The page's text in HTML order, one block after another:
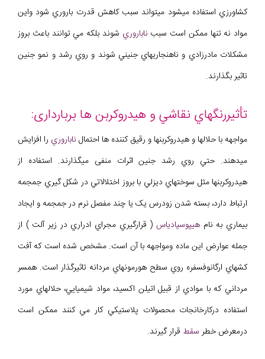
کشاورزي استفاده ميشود ميتواند سبب کاهش قدرت باروري شود واين
مواد نه تنها ممکن است سبب ناباروري شوند بلکه مي توانند باعث بروز
مشکلات مادرزادي و ناهنجاريهاي جنيني شوند و روي رشد و نمو جنين
تاثير بگذارند.
تأثیررنگهاي نقاشي و هیدروکربن ها بربارداری:
مواجهه با حلالها و هيدروکربنها و رقيق کننده ها احتمال ناباروري را افزايش
ميدهند. حتي روي رشد جنين اثرات منفی ميگذارند. استفاده از
هيدروکربنها مثل سوختهاي ديزلي با بروز اختلالاتي در شکل گيري جمجمه
ارتباط دارد، بسته شدن زودرس يک يا چند مفصل نرم در جمجمه و ايجاد
بيماري به نام هيپوسپادياس ( قرارگيري مجراي ادراري در زير آلت ) از
جمله عوارض اين ماده ومواجهه با آن است. مشخص شده است که آفت
کشهاي ارگانوفسفره روي سطح هورمونهاي مردانه تاثيرگذار است. همسر
مرداني که با موادي از قبيل اتيلن اکسيد، مواد شيميايي، حلالهاي مورد
استفاده درکارخانجات محصولات پلاستيکي کار مي کنند ممکن است
درمعرض خطر سقط قرار گيرند.